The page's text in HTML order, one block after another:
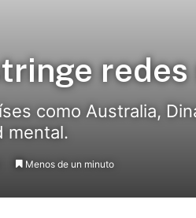
como Australia,
mental.
Menos de un minuto